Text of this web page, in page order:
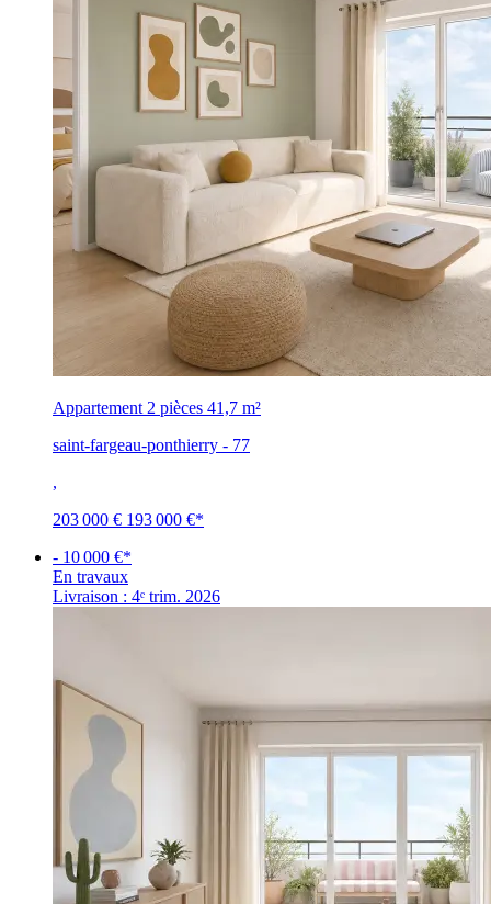
Appartement 2 pièces 41,7 m²
saint-fargeau-ponthierry - 77
,
203 000 € 193 000 €*
- 10 000 €*
En travaux
Livraison : 4ᵉ trim. 2026